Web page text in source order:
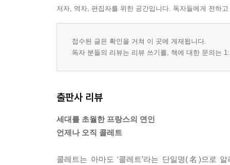
저자, 역자, 편집자를 위한 공간입니다. 독자들에게 전하
접수된 글은 확인을 거쳐 이 곳에 게재됩니다.
독자 분들의 리뷰는 리뷰 쓰기를, 책에 대한 문의는
출판사 리뷰
세대를 초월한 프랑스의 연인
언제나 오직 콜레트
콜레트는 아마도 ‘콜레트’라는 단일명(名)으로